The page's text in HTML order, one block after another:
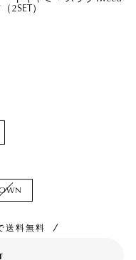
2SET）
送料無料